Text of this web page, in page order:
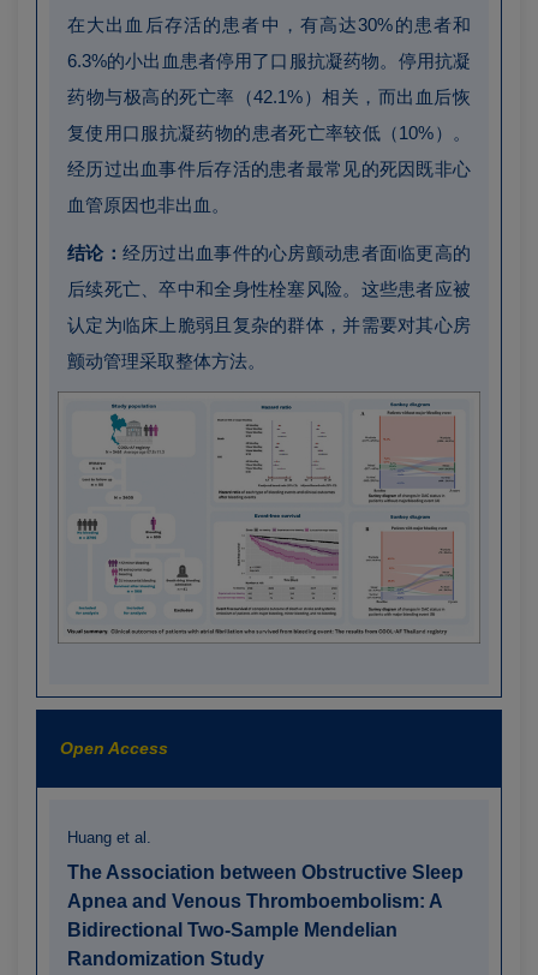
在大出血后存活的患者中，有高达30%的患者和
6.3%的小出血患者停用了口服抗凝药物。停用抗凝
药物与极高的死亡率（42.1%）相关，而出血后恢
复使用口服抗凝药物的患者死亡率较低（10%）。
经历过出血事件后存活的患者最常见的死因既非心
血管原因也非出血。
结论： 经历过出血事件的心房颤动患者面临更高的
后续死亡、卒中和全身性栓塞风险。这些患者应被
认定为临床上脆弱且复杂的群体，并需要对其心房
颤动管理采取整体方法。
Open Access
Huang et al.
The Association between Obstructive Sleep
Apnea and Venous Thromboembolism: A
Bidirectional Two-Sample Mendelian
Randomization Study